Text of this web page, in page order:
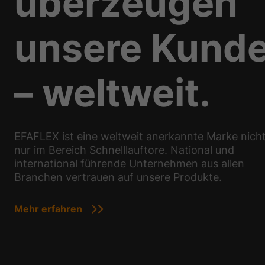
unsere
– weltweit.
EFAFLEX ist eine weltweit anerkannte Marke
nur im Bereich Schnelllauftore. National und
international führende Unternehmen aus allen
Branchen vertrauen auf unsere Produkte.
Mehr erfahren